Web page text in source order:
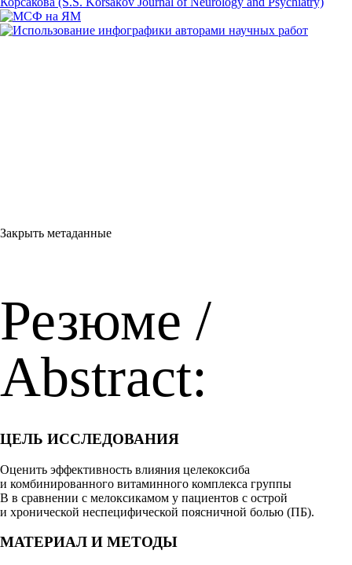
Закрыть метаданные
Резюме /
Abstract:
ЦЕЛЬ ИССЛЕДОВАНИЯ
Оценить эффективность влияния целекоксиба
и комбинированного витаминного комплекса группы
B в сравнении с мелоксикамом у пациентов с острой
и хронической неспецифической поясничной болью (ПБ).
МАТЕРИАЛ И МЕТОДЫ